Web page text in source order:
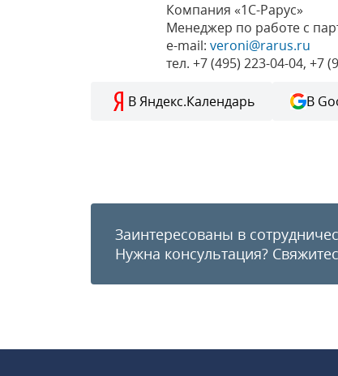
Компания «1С-Рарус»
Менеджер по работе с
e-mail:veroni@rarus.ru
тел. +7 (495) 223-04-04, +7
В Яндекс.Календарь В
Заинтересованы в
Нужна консультация?